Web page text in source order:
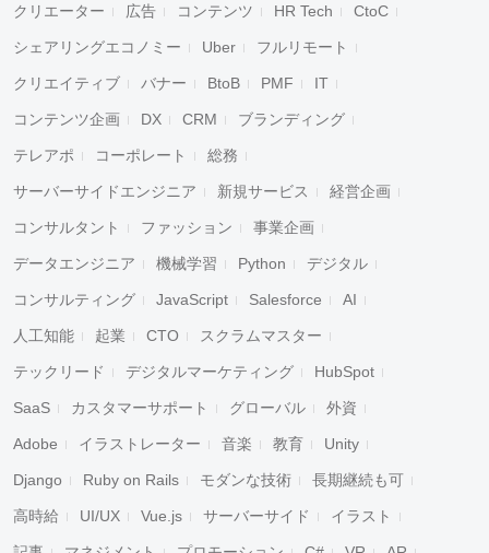
クリエーター 広告 コンテンツ HR Tech CtoC
シェアリングエコノミー Uber フルリモート
クリエイティブ バナー BtoB PMF IT
コンテンツ企画 DX CRM ブランディング
テレアポ コーポレート 総務
サーバーサイドエンジニア 新規サービス 経営企画
コンサルタント ファッション 事業企画
データエンジニア 機械学習 Python デジタル
コンサルティング JavaScript Salesforce AI
人工知能 起業 CTO スクラムマスター
テックリード デジタルマーケティング HubSpot
SaaS カスタマーサポート グローバル 外資
Adobe イラストレーター 音楽 教育 Unity
Django Ruby on Rails モダンな技術 長期継続も可
高時給 UI/UX Vue.js サーバーサイド イラスト